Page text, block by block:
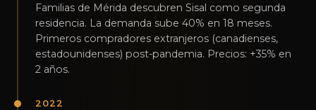
Familias de Mérida descubren Sisal como segunda
residencia. La demanda sube 40% en 18 meses.
Primeros compradores extranjeros (canadienses,
estadounidenses) post-pandemia. Precios: +35% en
2 años.
2022